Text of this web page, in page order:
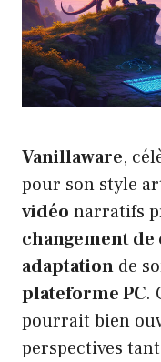
Vanillaware,
pour son style
vidéo narratifs
changement de
adaptation de
plateforme PC.
pourrait bien
perspectives